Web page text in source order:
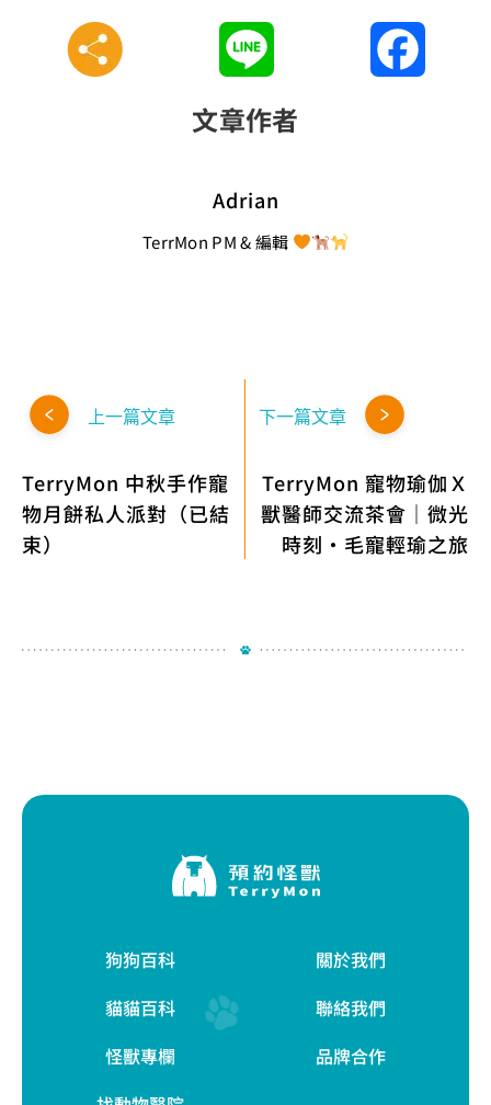
文章作者
Adrian
TerrMon PM & 編輯
上一篇文章
TerryMon 中秋手作寵
物月餅私人派對（已結
束）
下一篇文章
TerryMon 寵物瑜伽Ｘ
獸醫師交流茶會｜微光
時刻・毛寵輕瑜之旅
狗狗百科
貓貓百科
怪獸專欄
關於我們
聯絡我們
品牌合作